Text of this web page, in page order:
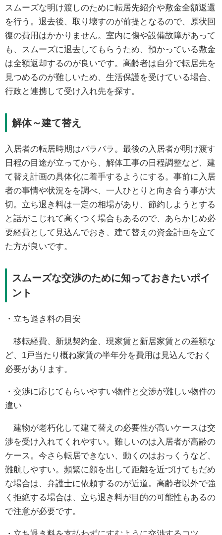
スムーズな明け渡しのために転居先紹介や敷金全額返還
を行う。退去後、取り壊すのが前提となるので、原状回
復の費用はかかりません。室内に傷や設備故障があって
も、スムーズに退去してもらうため、預かっている敷金
は全額返却するのが良いです。高齢者は自分で転居先を
見つめるのが難しいため、生活保護を受けている場合、
行政と連携して受け入れ先を探す。
解体～建て替え
入居者の転居時期はバラバラ。最後の入居者が明け渡す
日程の目途が立ってから、解体工事の日程調整など、建
て替え計画の具体化に着手するようにする。事前に入居
者の事情や状況をを調べ、一人ひとりと向き合う事が大
切。立ち退き料は一定の相場があり、節約しようとする
と話がこじれて高くつく場合もあるので、あらかじめ必
要経費として見込んでおき、建て替えの資金計画を立て
た方が良いです。
スムーズな交渉のために知っておきたいポイ
ント
・立ち退き料の目安
移転経費、新規契約金、現家賃と新居家賃との差額な
ど、1戸当たり概ね家賃の半年分を費用は見込んでおく
必要があります。
・交渉に応じてもらいやすい物件と交渉が難しい物件の
違い
建物が老朽化して建て替えの必要性が高いケースは交
渉を受け入れてくれやすい。難しいのは入居者が高齢の
ケース。今さら転居できない、動くのはおっくうなど、
難航しやすい。頻繁に顔を出して距離を近づけてもだめ
な場合は、弁護士に依頼するのが近道。高齢者以外で強
く拒絶する場合は、立ち退き料が目的の可能性もあるの
で注意が必要です。